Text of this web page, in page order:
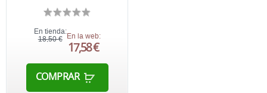
En tienda:
18,50 € En la web:
17,58 €
COMPRAR